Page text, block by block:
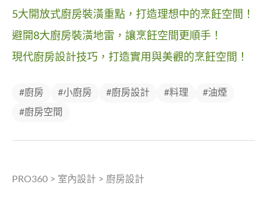
5大開放式廚房裝潢重點，打造理想中的烹飪空間！
避開8大廚房裝潢地雷，讓烹飪空間更順手！
現代廚房設計技巧，打造實用與美觀的烹飪空間！
#廚房 #小廚房 #廚房設計 #料理 #油煙
#廚房空間
PRO360 > 室內設計 > 廚房設計